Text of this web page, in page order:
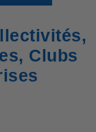
Clubs